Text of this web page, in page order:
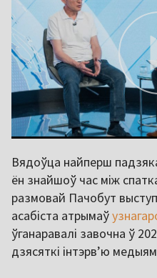
Вядоўца найперш
ён знайшоў час між
размовай Пачобут
асабіста атрымаў
ўганаравалі завочна ў
дзясяткі інтэрв’ю